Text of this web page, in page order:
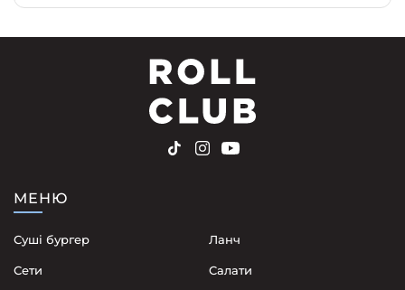
МЕНЮ
Суші бургер
Сети
Ланч
Cалати